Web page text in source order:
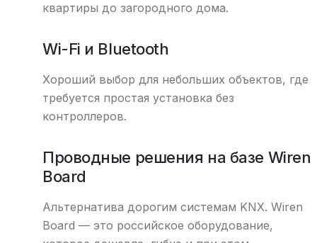
квартиры до загородного дома.
Wi-Fi и Bluetooth
Хороший выбор для небольших объектов, где
требуется простая установка без
контроллеров.
Проводные решения на базе Wiren
Board
Альтернатива дорогим системам KNX. Wiren
Board — это российское оборудование,